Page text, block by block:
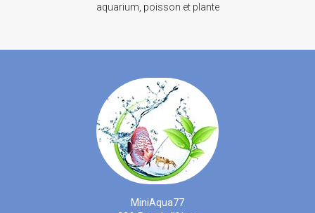
aquarium, poisson et plante
MiniAqua77